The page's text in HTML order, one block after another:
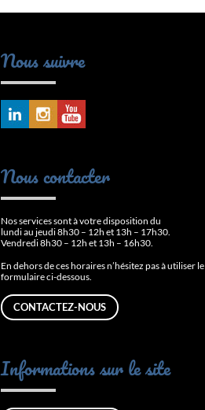
Nous suivre
Nous contacter
Nos services sont à votre disposition du
lundi au jeudi 8h30 – 12h et 13h – 17h30.
Vendredi 8h30 – 12h et 13h – 16h30.
En dehors de ces horaires n’hésitez pas à utiliser le
formulaire ci-dessous.
CONTACTEZ-NOUS
Informations sur le site